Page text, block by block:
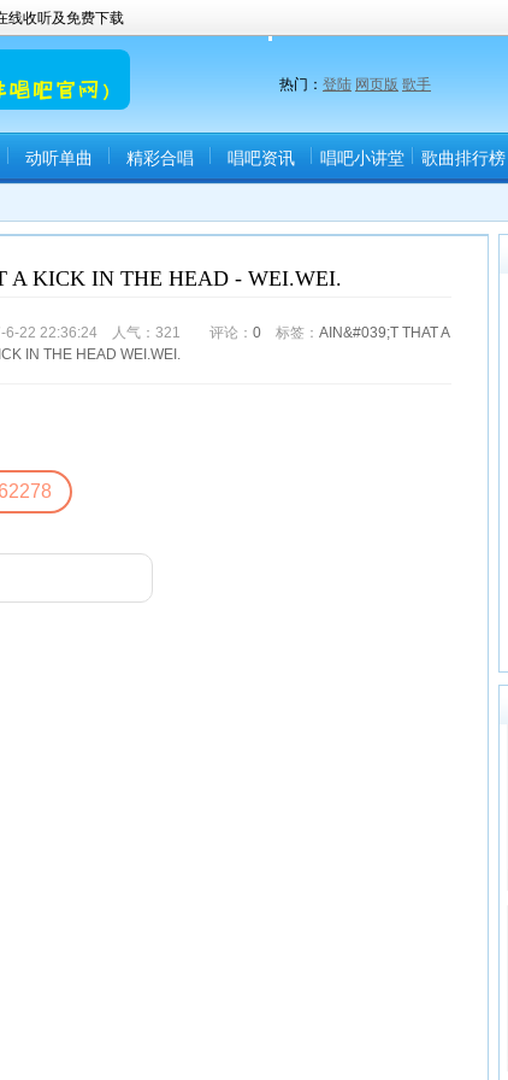
线收听及免费下载
热门： 登陆 网页版 歌手
动听单曲 精彩合唱 唱吧资讯 唱吧小讲堂 歌曲排行榜
A KICK IN THE HEAD - WEI.WEI.
22 22:36:24 人气： 321 评论： 0 标签： AIN&#039;T THATA
IN THE HEAD WEI.WEI.